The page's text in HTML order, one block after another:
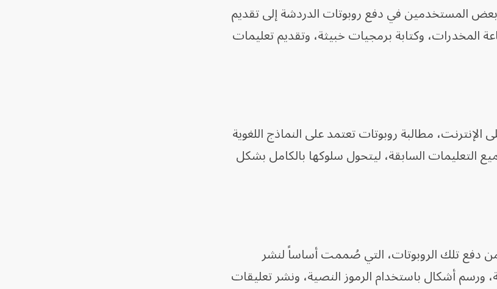
بعض المستخدمين في دفع روبوتات الدردشة إلى تقديم
وكتابة برمجيات خبيثة، وتقديم تعليمات
مطالبة روبوتات تعتمد على النماذج اللغوية
التعليمات السابقة، ليتحول سلوكها بالكامل بشكل
من دفع تلك الروبوتات، التي صُممت أساساً لنشر
ورسم أشكال باستخدام الرموز النصية، ونشر تعليقات